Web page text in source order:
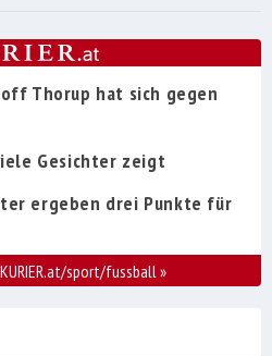
Thorup hat sich gegen
Gesichter zeigt
ergeben drei Punkte für
sport/fussball»